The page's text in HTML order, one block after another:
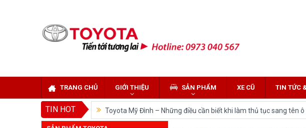
TRANG CHỦ GIỚI THIỆU SẢN PHẨM XE CŨ TIN TỨC
TIN HOT Toyota Mỹ Đình – Những điều cần biết khi làm thủ tục sang tên ô